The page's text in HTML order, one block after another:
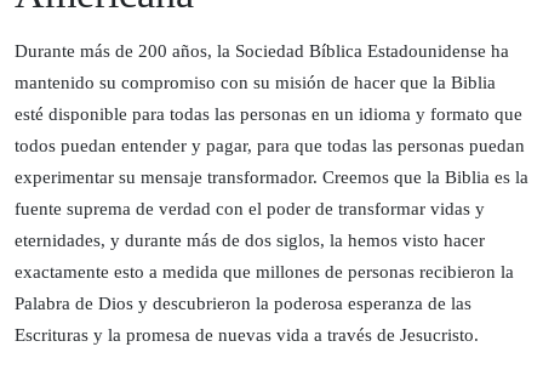
Durante más de 200 años, la Sociedad Bíblica Estadounidense ha
mantenido su compromiso con su misión de hacer que la Biblia
esté disponible para todas las personas en un idioma y formato que
todos puedan entender y pagar, para que todas las personas puedan
experimentar su mensaje transformador. Creemos que la Biblia es la
fuente suprema de verdad con el poder de transformar vidas y
eternidades, y durante más de dos siglos, la hemos visto hacer
exactamente esto a medida que millones de personas recibieron la
Palabra de Dios y descubrieron la poderosa esperanza de las
Escrituras y la promesa de nuevas vida a través de Jesucristo.